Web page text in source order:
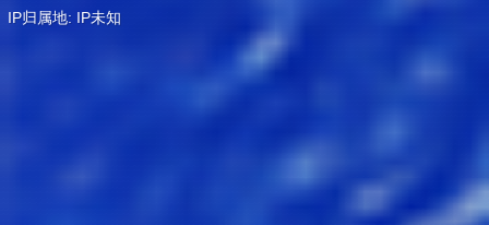
IP归属地: IP未知